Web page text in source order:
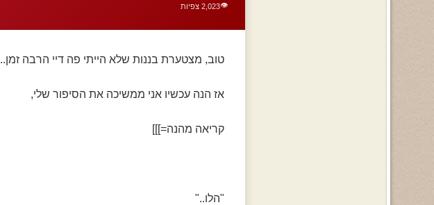
👁️2,023 צפיות
טוב, מצטערת בננות שלא הייתי פה דיי הרבה זמן..
אז הנה עכשיו אני ממשיכה את הסיפור שלי,
קריאה מהנה=]]]
"הלו.."